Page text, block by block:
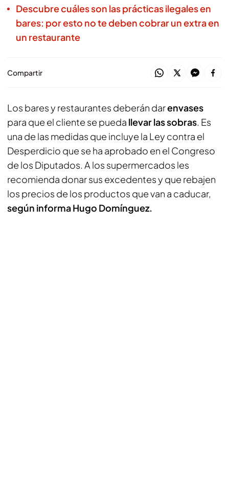
Descubre cuáles son las prácticas ilegales en
bares: por esto no te deben cobrar un extra en
un restaurante
Compartir
Los bares y restaurantes deberán darenvases
para que el cliente se pueda llevar las sobras. Es
una de las medidas que incluye la Ley contra el
Desperdicio que se ha aprobado en el Congreso
de los Diputados. A los supermercados les
recomienda donar sus excedentes y que rebajen
los precios de los productos que van a caducar,
según informa Hugo Domínguez.